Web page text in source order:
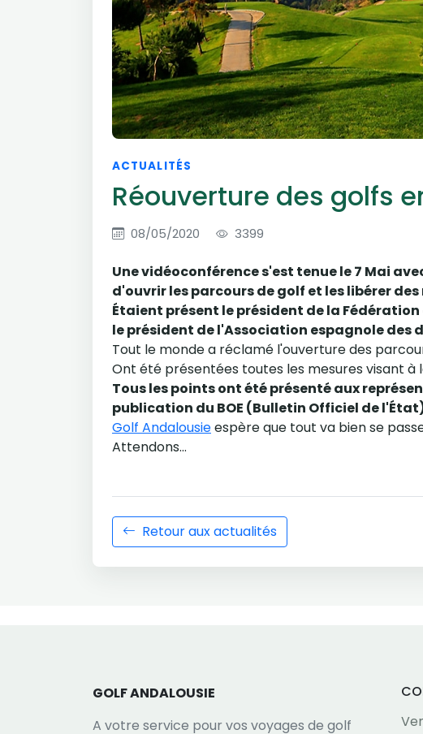
ACTUALITÉS
Réouverture des golfs
08/05/2020 3399
Une vidéoconférence s'est tenue le 7 Mai
d'ouvrir les parcours de golf et les libérer
Étaient présent le président de la
le président de l'Association espagnole des
Tout le monde a réclamé l'ouverture des
Ont été présentées toutes les mesures visant à
Tous les points ont été présenté aux
publication du BOE (Bulletin Officiel de
Golf Andalousieespère que tout va bien se
Attendons...
Retour aux actualités
GOLF ANDALOUSIE
A votre service pour vos voyages de golf